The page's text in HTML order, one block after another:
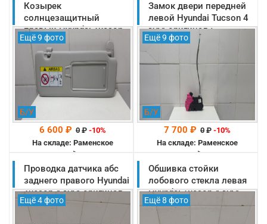
Козырек
солнцезащитный
правый Hyundai Tucson
4 NX4 оригинал 2020-
2025
(85220N9300MMH)
Ещё 9 фото
Б/У
6 600 ₽ 0 ₽ -10%
На складе: Раменское
-->
Замок двери передней
левой Hyundai Tucson 4
NX4 оригинал 5
контактов 2020-2025
(81310N7000)
Ещё 9 фото
Б/У
7 700 ₽ 0 ₽ -10%
На складе: Раменское
-->
Проводка датчика абс
заднего правого Hyundai
Tucson 4 NX4 оригинал
2020-2025
(59796N9050)
Ещё 4 фото
Обшивка стойки
лобового стекла левая
Hyundai Tucson 4 NX4
оригинал 2020-2025
(85810N7000MMH)
Ещё 8 фото